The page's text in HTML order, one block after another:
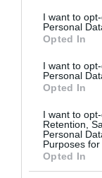
consent section.
I want to
Personal
Opted In
I want to
Personal
Opted In
I want to
Retention,
Personal
Purposes for
Opted In
του Ορμούζ
77χρονος από
Red Code για
Περιφέρειες
Κορινθία: Δύο
βραχυκύκλωμα